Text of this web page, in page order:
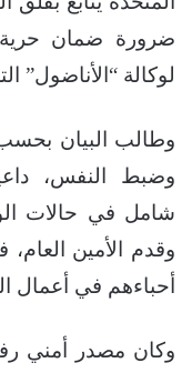
ضرورة ضمان حرية
لوكالة “الأناضول”
وطالب البيان
وضبط النفس،
شامل في حالات
وقدم الأمين العام،
أحباءهم في أعمال
وكان مصدر أمني